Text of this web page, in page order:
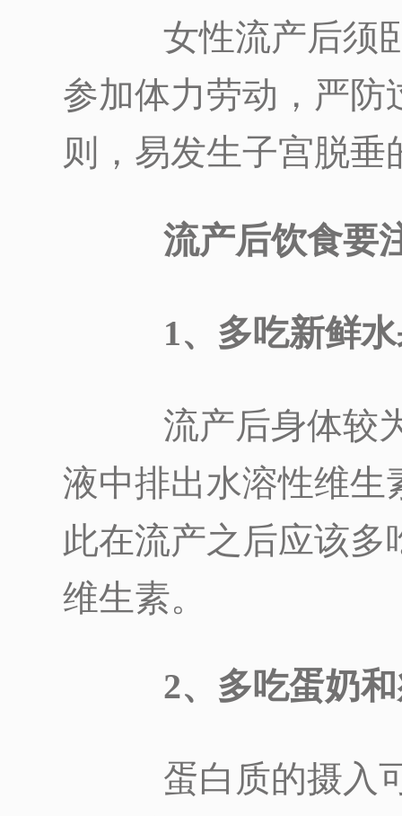
女性流产后须卧
参加体力劳动，严防
则，易发生子宫脱垂
流产后饮食要
1、多吃新鲜水
流产后身体较为
液中排出水溶性维生
此在流产之后应该
维生素。
2、多吃蛋奶和
蛋白质的摄入可